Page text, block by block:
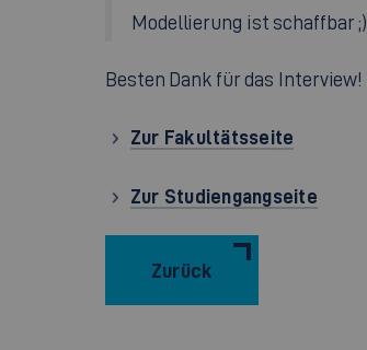
Modellierung ist schaffbar ;)
Besten Dank für das Interview!
Zur Fakultätsseite
Zur Studiengangseite
Zurück